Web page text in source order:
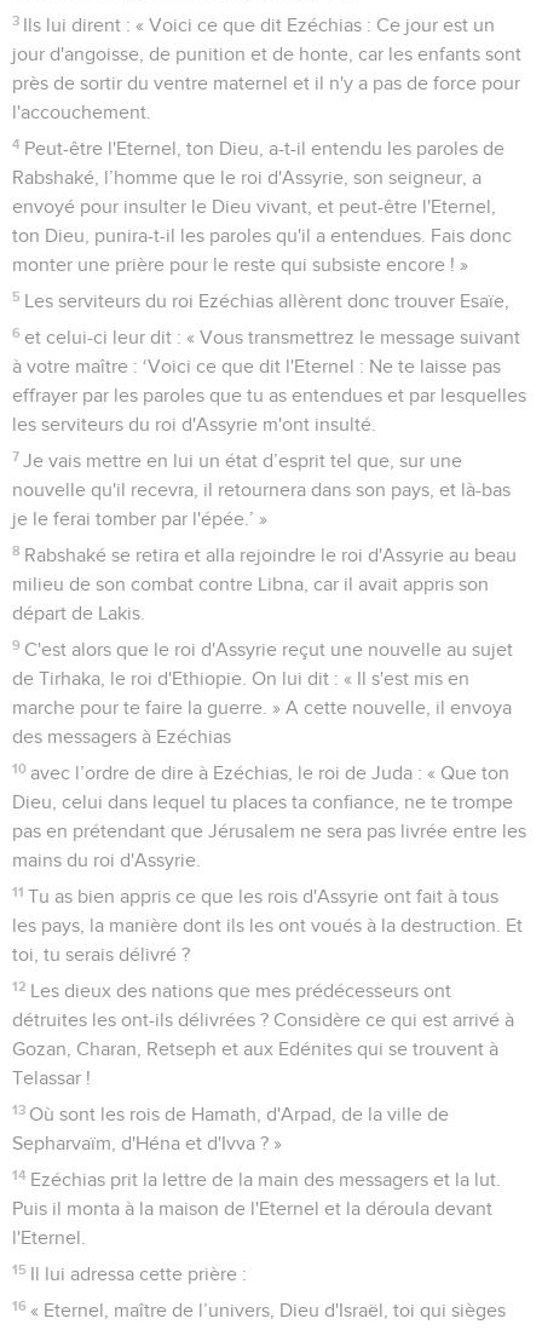
3 Ils lui dirent : « Voici ce que dit Ezéchias : Ce jour est un
jour d'angoisse, de punition et de honte, car les enfants sont
près de sortir du ventre maternel et il n'y a pas de force pour
l'accouchement.
4 Peut-être l'Eternel, ton Dieu, a-t-il entendu les paroles de
Rabshaké, l’homme que le roi d'Assyrie, son seigneur, a
envoyé pour insulter le Dieu vivant, et peut-être l'Eternel,
ton Dieu, punira-t-il les paroles qu'il a entendues. Fais donc
monter une prière pour le reste qui subsiste encore ! »
5 Les serviteurs du roi Ezéchias allèrent donc trouver Esaïe,
6 et celui-ci leur dit : « Vous transmettrez le message suivant
à votre maître : ‘Voici ce que dit l'Eternel : Ne te laisse pas
effrayer par les paroles que tu as entendues et par lesquelles
les serviteurs du roi d'Assyrie m'ont insulté.
7 Je vais mettre en lui un état d’esprit tel que, sur une
nouvelle qu'il recevra, il retournera dans son pays, et là-bas
je le ferai tomber par l'épée.’ »
8 Rabshaké se retira et alla rejoindre le roi d'Assyrie au beau
milieu de son combat contre Libna, car il avait appris son
départ de Lakis.
9 C'est alors que le roi d'Assyrie reçut une nouvelle au sujet
de Tirhaka, le roi d'Ethiopie. On lui dit : « Il s'est mis en
marche pour te faire la guerre. » A cette nouvelle, il envoya
des messagers à Ezéchias
10 avec l’ordre de dire à Ezéchias, le roi de Juda : « Que ton
Dieu, celui dans lequel tu places ta confiance, ne te trompe
pas en prétendant que Jérusalem ne sera pas livrée entre les
mains du roi d'Assyrie.
11 Tu as bien appris ce que les rois d'Assyrie ont fait à tous
les pays, la manière dont ils les ont voués à la destruction. Et
toi, tu serais délivré ?
12 Les dieux des nations que mes prédécesseurs ont
détruites les ont-ils délivrées ? Considère ce qui est arrivé à
Gozan, Charan, Retseph et aux Edénites qui se trouvent à
Telassar !
13 Où sont les rois de Hamath, d'Arpad, de la ville de
Sepharvaïm, d'Héna et d'Ivva ? »
14 Ezéchias prit la lettre de la main des messagers et la lut.
Puis il monta à la maison de l'Eternel et la déroula devant
l'Eternel.
15 Il lui adressa cette prière :
16 « Eternel, maître de l’univers, Dieu d'Israël, toi qui sièges